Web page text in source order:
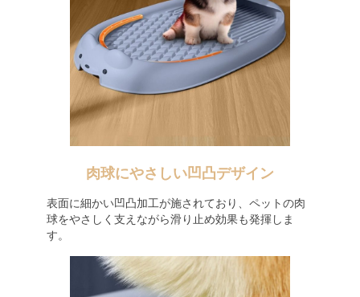
肉球にやさしい凹凸デザイン
表面に細かい凹凸加工が施されており、ペットの肉
球をやさしく支えながら滑り止め効果も発揮しま
す。